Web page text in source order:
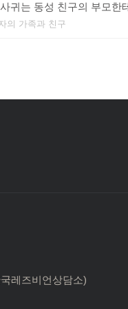
귀는 동성 친구의 부모한
의 가족과 친구
레즈비언상담소)